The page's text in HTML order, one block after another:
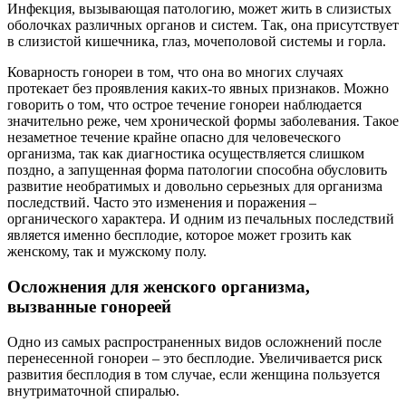
Инфекция, вызывающая патологию, может жить в слизистых
оболочках различных органов и систем. Так, она присутствует
в слизистой кишечника, глаз, мочеполовой системы и горла.
Коварность гонореи в том, что она во многих случаях
протекает без проявления каких-то явных признаков. Можно
говорить о том, что острое течение гонореи наблюдается
значительно реже, чем хронической формы заболевания. Такое
незаметное течение крайне опасно для человеческого
организма, так как диагностика осуществляется слишком
поздно, а запущенная форма патологии способна обусловить
развитие необратимых и довольно серьезных для организма
последствий. Часто это изменения и поражения –
органического характера. И одним из печальных последствий
является именно бесплодие, которое может грозить как
женскому, так и мужскому полу.
Осложнения для женского организма,
вызванные гонореей
Одно из самых распространенных видов осложнений после
перенесенной гонореи – это бесплодие. Увеличивается риск
развития бесплодия в том случае, если женщина пользуется
внутриматочной спиралью.